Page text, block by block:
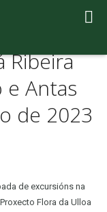
Ribeira
Antas
de 2023
de excursións na
Flora da Ulloa